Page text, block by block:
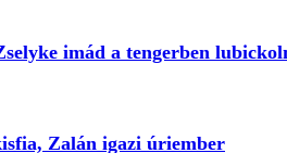
imád a tengerben
Zalán igazi úriember